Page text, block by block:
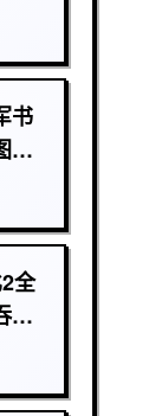
书
回
全
下